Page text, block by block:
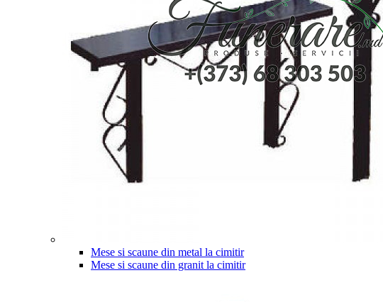
Mese si scaune din metal la cimitir
Mese si scaune din granit la cimitir